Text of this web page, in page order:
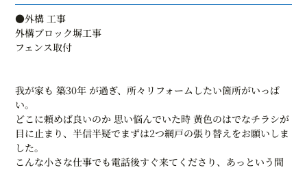
●外構 工事
外構ブロック塀工事
フェンス取付
我が家も 築30年 が過ぎ、所々リフォームしたい箇所がいっぱ
い。
どこに頼めば良いのか 思い悩んでいた時 黄色のはでなチラシが
目に止まり、半信半疑でまずは2つ網戸の張り替えをお願いしま
した。
こんな小さな仕事でも電話後すぐ来てくださり、あっという間